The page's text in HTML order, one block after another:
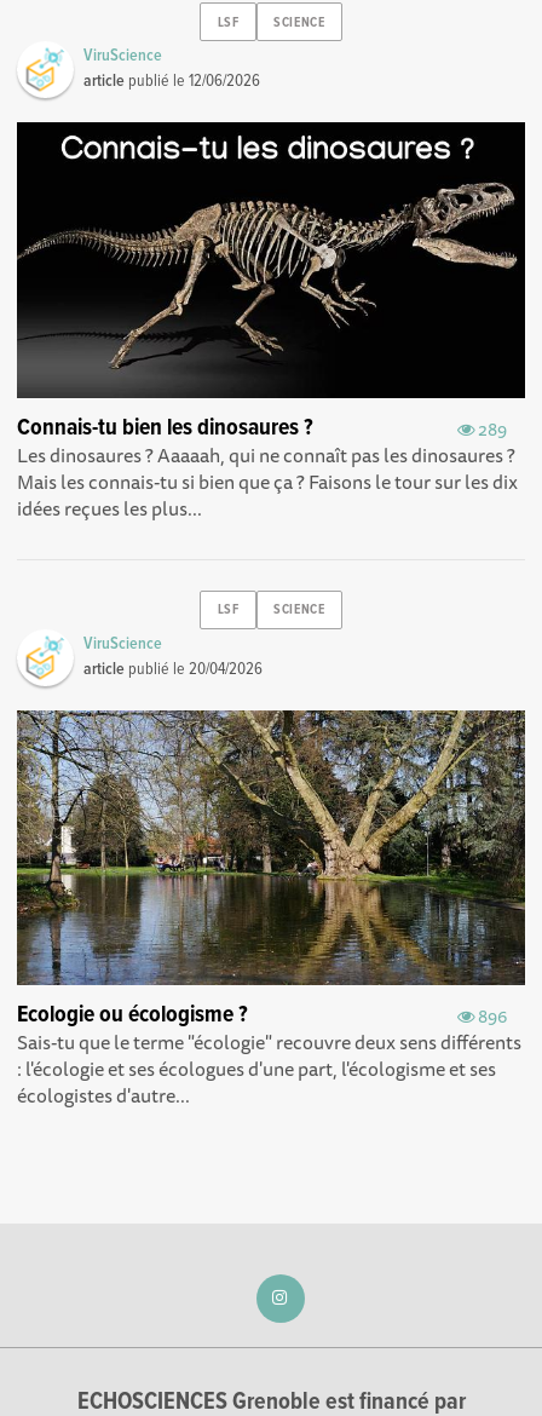
LSF SCIENCE
ViruScience
article publié le12/06/2026
289
Connais-tu bien les dinosaures ?
Les dinosaures ? Aaaaah, qui ne connaît pas les dinosaures ?
Mais les connais-tu si bien que ça ? Faisons le tour sur les dix
idées reçues les plus...
LSF SCIENCE
ViruScience
article publié le20/04/2026
896
Ecologie ou écologisme ?
Sais-tu que le terme "écologie" recouvre deux sens différents
: l'écologie et ses écologues d'une part, l'écologisme et ses
écologistes d'autre...
ECHOSCIENCES Grenoble est financé par